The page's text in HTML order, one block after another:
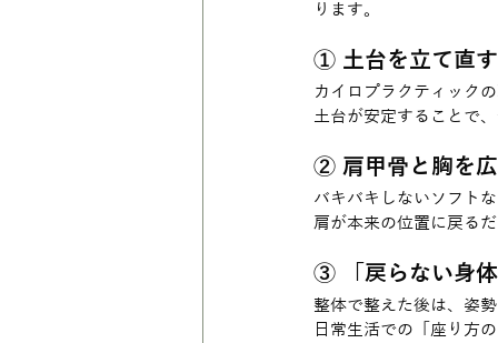
ります。
① 土台を立て直
カイロプラクティック
土台が安定することで
② 肩甲骨と胸を
バキバキしないソフト
肩が本来の位置に戻る
③ 「戻らない身
整体で整えた後は、姿
日常生活での「座り方